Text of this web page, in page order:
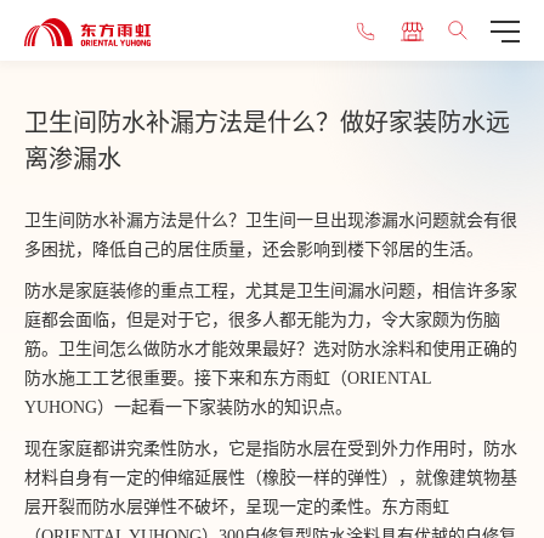
卫生间防水补漏方法是什么？做好家装防水远
离渗漏水
卫生间防水补漏方法是什么？卫生间一旦出现渗漏水问题就会有很
多困扰，降低自己的居住质量，还会影响到楼下邻居的生活。
防水是家庭装修的重点工程，尤其是卫生间漏水问题，相信许多家
庭都会面临，但是对于它，很多人都无能为力，令大家颇为伤脑
筋。卫生间怎么做防水才能效果最好？选对防水涂料和使用正确的
防水施工工艺很重要。接下来和东方雨虹（ORIENTAL
YUHONG）一起看一下家装防水的知识点。
现在家庭都讲究柔性防水，它是指防水层在受到外力作用时，防水
材料自身有一定的伸缩延展性（橡胶一样的弹性），就像建筑物基
层开裂而防水层弹性不破坏，呈现一定的柔性。东方雨虹